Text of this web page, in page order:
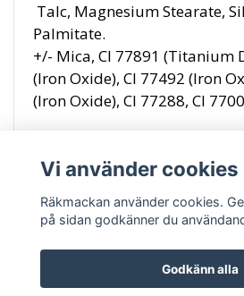
Talc, Magnesium Stearate,
Palmitate.
+/- Mica, Cl 77891 (Titanium
(Iron Oxide), Cl 77492 (Iron
(Iron Oxide), Cl 77288, Cl
Vi använder cookies
Räkmackan använder cookies.
på sidan godkänner du
Godkänn alla